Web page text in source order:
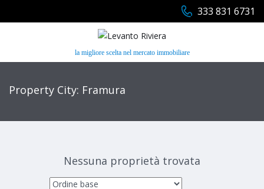
333 831 6731
la migliore scelta nel mercato immobiliare
Property City: Framura
Nessuna proprietà trovata